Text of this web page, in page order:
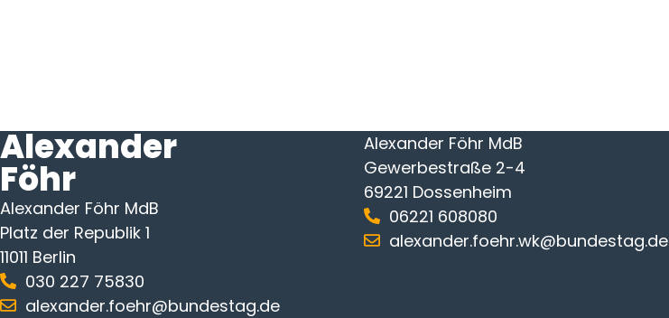
Alexander
Föhr
Alexander Föhr MdB
Platz der Republik 1
11011 Berlin
030 227 75830
alexander.foehr@bundestag.de
Alexander Föhr MdB
Gewerbestraße 2-4
69221 Dossenheim
06221 608080
alexander.foehr.wk@bundestag.de